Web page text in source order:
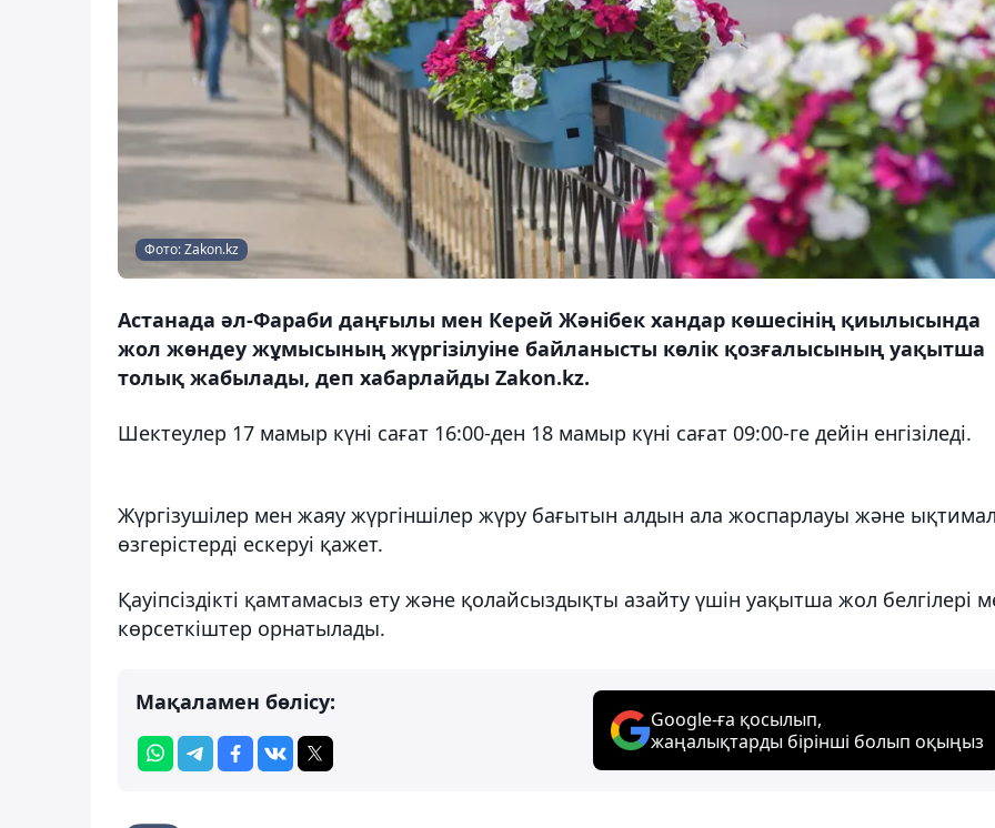
Фото: Zakon.kz
Астанада әл-Фараби даңғылы мен Керей Жәнібек хандар көшесінің қиылысында
жол жөндеу жұмысының жүргізілуіне байланысты көлік қозғалысының уақытша
толық жабылады, деп хабарлайды Zakon.kz.
Шектеулер 17 мамыр күні сағат 16:00-ден 18 мамыр күні сағат 09:00-ге дейін енгізіледі.
Жүргізушілер мен жаяу жүргіншілер жүру бағытын алдын ала жоспарлауы және
өзгерістерді ескеруі қажет.
Қауіпсіздікті қамтамасыз ету және қолайсыздықты азайту үшін уақытша жол белгілері
көрсеткіштер орнатылады.
Мақаламен бөлісу:
Google-ға қосылып,
жаңалықтарды бірінші болып оқыңыз